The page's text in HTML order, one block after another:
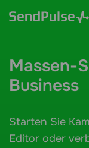
Massen-
Business
Starten Sie
Editor oder